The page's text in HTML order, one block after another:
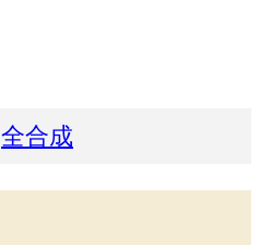
全合成